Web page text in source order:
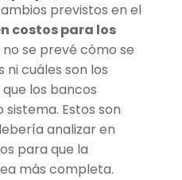
previstos en el
costos para los
no se prevé cómo se
cuáles son los
los bancos
Estos son
analizar en
para que la
más completa.